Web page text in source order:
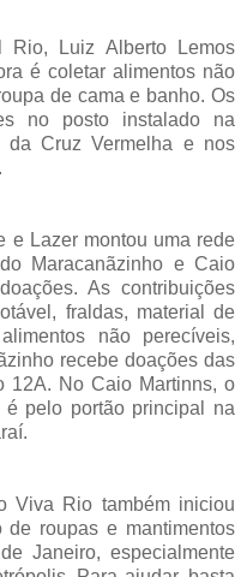
Rio, Luiz Alberto Lemos
é coletar alimentos não
de cama e banho. Os
no posto instalado na
da Cruz Vermelha e nos
e Lazer montou uma rede
Maracanãzinho e Caio
As contribuições
fraldas, material de
não perecíveis,
recebe doações das
12A. No Caio Martinns, o
pelo portão principal na
Viva Rio também iniciou
de roupas e mantimentos
Janeiro, especialmente